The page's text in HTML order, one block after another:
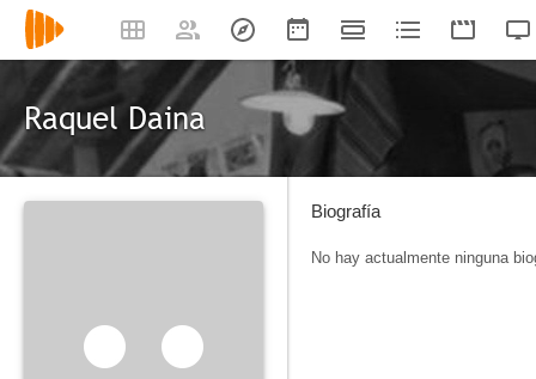
Raquel Daina
Biografía
No hay actualmente ninguna